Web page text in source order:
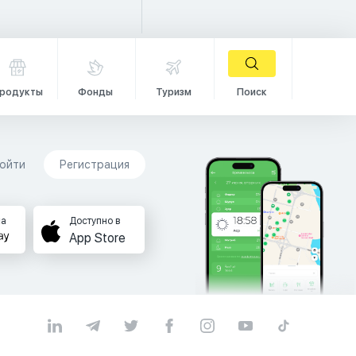
Фонды Туризм Поиск
Регистрация
Доступно в
App Store